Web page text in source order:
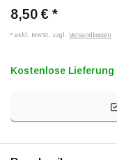
8,50 € *
* exkl. MwSt. zzgl. Versandkosten
Kostenlose Lieferung